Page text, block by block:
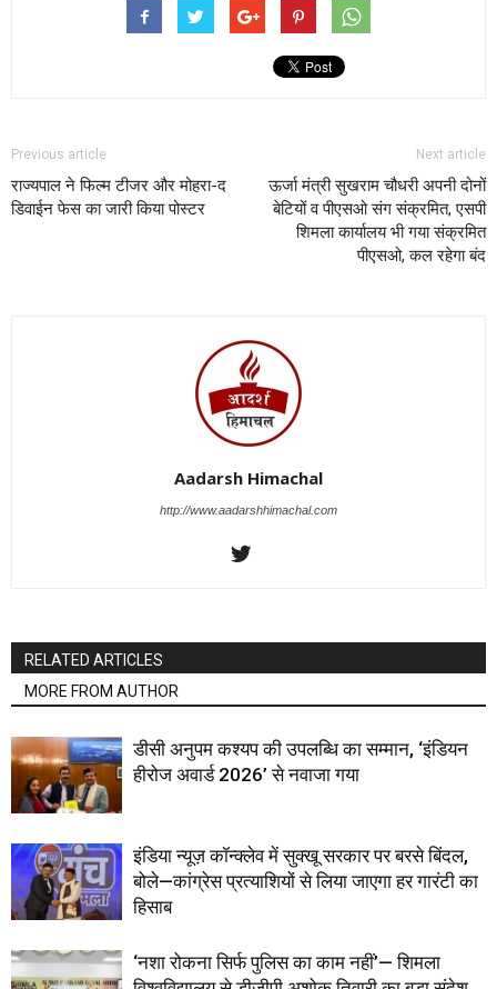
Previous article
राज्यपाल ने फिल्म टीजर और मोहरा-द
डिवाईन फेस का जारी किया पोस्टर
Next article
ऊर्जा मंत्री सुखराम चौधरी अपनी दोनों
बेटियों व पीएसओ संग संक्रमित, एसपी
शिमला कार्यालय भी गया संक्रमित
पीएसओ, कल रहेगा बंद
Aadarsh Himachal
http://www.aadarshhimachal.com
RELATED ARTICLES
MORE FROM AUTHOR
डीसी अनुपम कश्यप की उपलब्धि का सम्मान, ‘इंडियन
हीरोज अवार्ड 2026’ से नवाजा गया
इंडिया न्यूज़ कॉन्क्लेव में सुक्खू सरकार पर बरसे बिंदल,
बोले—कांग्रेस प्रत्याशियों से लिया जाएगा हर गारंटी का
हिसाब
‘नशा रोकना सिर्फ पुलिस का काम नहीं’— शिमला